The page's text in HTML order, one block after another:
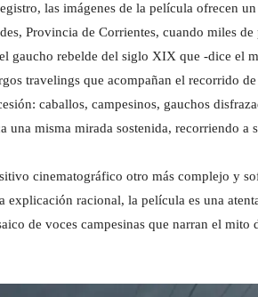
las imágenes de la película ofrecen
Provincia de Corrientes, cuando miles de
gaucho rebelde del siglo XIX que -dice el
travelings que acompañan el recorrido
caballos, campesinos, gauchos
una misma mirada sostenida, recorriendo a
cinematográfico otro más complejo y
explicación racional, la película es una
de voces campesinas que narran el mito